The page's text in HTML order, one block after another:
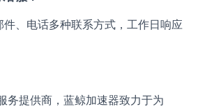
、电话多种联系方式，工作日响应
务提供商，蓝鲸加速器致力于为